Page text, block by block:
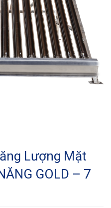
Lượng Mặt
GOLD – 7